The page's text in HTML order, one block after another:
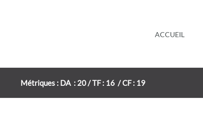
ACCUEIL
Métriques : DA : 20 / TF : 16 / CF : 19